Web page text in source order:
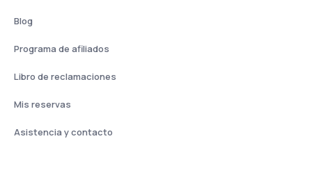
Blog
Programa de afiliados
Libro de reclamaciones
Mis reservas
Asistencia y contacto